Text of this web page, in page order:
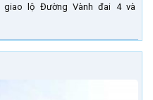
lộ Đường Vành đai 4 và